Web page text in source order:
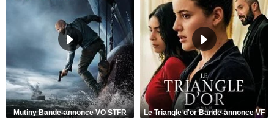
Mutiny Bande-annonce VO STFR Le Triangle d'or Bande-annonce VF